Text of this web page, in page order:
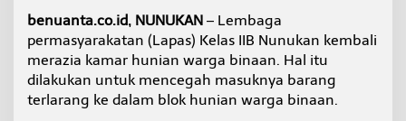
o
a
T
e
m
benuanta.co.id, NUNUKAN – Lembaga
permasyarakatan (Lapas) Kelas IIB Nunukan kembali
merazia kamar hunian warga binaan. Hal itu
dilakukan untuk mencegah masuknya barang
terlarang ke dalam blok hunian warga binaan.